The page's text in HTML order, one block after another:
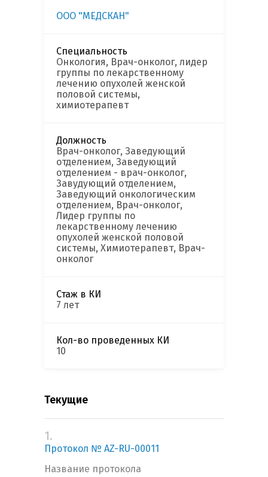
ООО "МЕДСКАН"
Специальность
Онкология, Врач-онколог, лидер
группы по лекарственному
лечению опухолей женской
половой системы,
химиотерапевт
Должность
Врач-онколог, Заведующий
отделением, Заведующий
отделением - врач-онколог,
Завудующий отделением,
Заведующий онкологическим
отделением, Врач-онколог,
Лидер группы по
лекарственному лечению
опухолей женской половой
системы, Химиотерапевт, Врач-
онколог
Стаж в КИ
7 лет
Кол-во проведенных КИ
10
Текущие
1.
Протокол № AZ-RU-00011
Название протокола